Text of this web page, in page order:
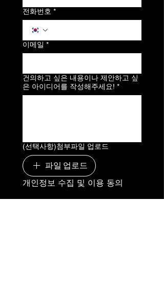
전화번호 *
이메일 *
건의하고 싶은 내용이나 제안하고 싶
은 아이디어를 작성해주세요! *
(선택사항)첨부파일 업로드
파일 업로드
개인정보 수집 및 이용 동의